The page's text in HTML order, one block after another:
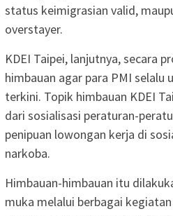
status keimigrasian valid,
overstayer.
KDEI Taipei, lanjutnya, secara
himbauan agar para PMI
terkini. Topik himbauan KDEI
dari sosialisasi peraturan-
penipuan lowongan kerja di
narkoba.
Himbauan-himbauan itu
muka melalui berbagai